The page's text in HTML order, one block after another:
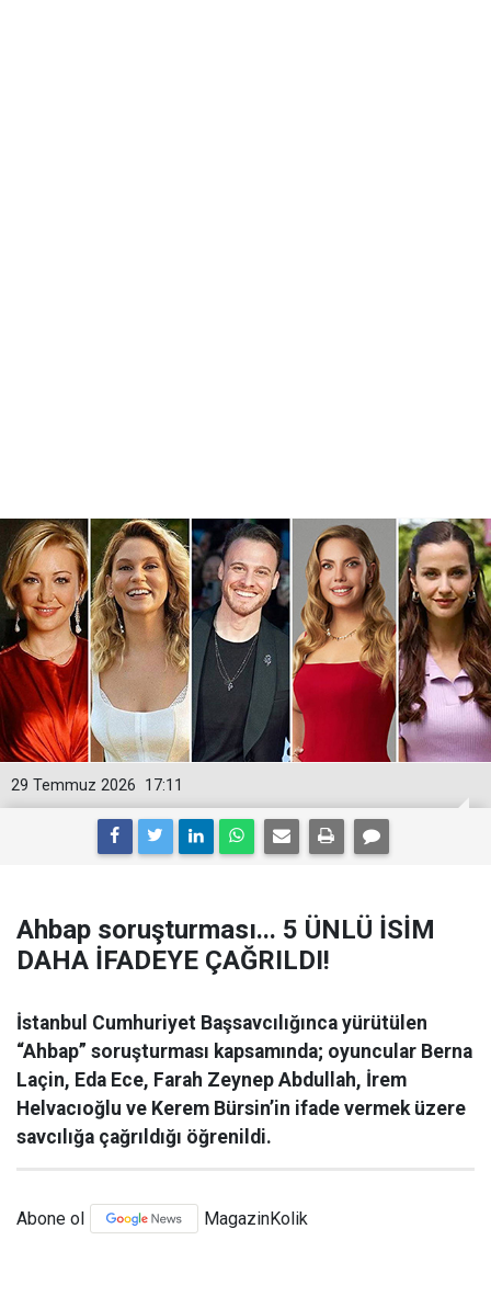
17:11
29 Temmuz 2026
Ahbap soruşturması... 5 ÜNLÜ İSİM
DAHA İFADEYE ÇAĞRILDI!
İstanbul Cumhuriyet Başsavcılığınca yürütülen
“Ahbap” soruşturması kapsamında; oyuncular Berna
Laçin, Eda Ece, Farah Zeynep Abdullah, İrem
Helvacıoğlu ve Kerem Bürsin’in ifade vermek üzere
savcılığa çağrıldığı öğrenildi.
Abone ol MagazinKolik